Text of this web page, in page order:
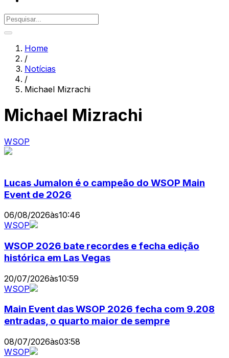
Home
/
Notícias
/
Michael Mizrachi
Michael Mizrachi
WSOP
Lucas Jumalon é o campeão do WSOP Main
Event de 2026
06/08/2026às10:46
WSOP
WSOP 2026 bate recordes e fecha edição
histórica em Las Vegas
20/07/2026às10:59
WSOP
Main Event das WSOP 2026 fecha com 9.208
entradas, o quarto maior de sempre
08/07/2026às03:58
WSOP